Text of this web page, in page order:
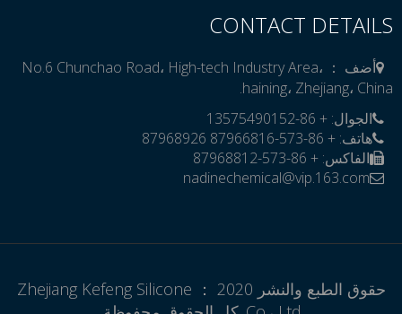
CONTACT DETAILS
أضف ： No.6 Chunchao Road، High-tech Industry Area،
haining، Zhejiang، China.
الجوال: + 86-13575490152
هاتف: + 86-573-87966816 87968926
الفاكس: + 86-573-87968812

nadinechemical@vip.163.com
حقوق الطبع والنشر 2020 ： Zhejiang Kefeng Silicone